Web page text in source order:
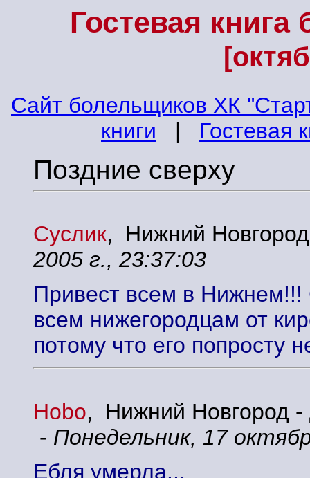
Гостевая
Cайт болельщиков ХК
книги | Гостевая
Поздние сверху
Суслик, Нижний
2005 г., 23:37:03
Привест всем в
всем нижегородцам от
потому что его попросту
Hobo, Нижний Новгород
- Понедельник, 17
Ебля умерла...